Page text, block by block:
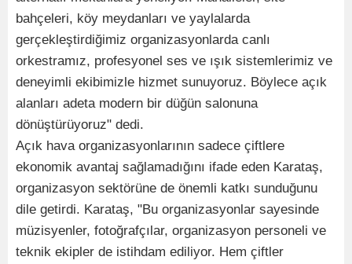
bahçeleri, köy meydanları ve yaylalarda
gerçekleştirdiğimiz organizasyonlarda canlı
orkestramız, profesyonel ses ve ışık sistemlerimiz ve
deneyimli ekibimizle hizmet sunuyoruz. Böylece açık
alanları adeta modern bir düğün salonuna
dönüştürüyoruz" dedi.
Açık hava organizasyonlarının sadece çiftlere
ekonomik avantaj sağlamadığını ifade eden Karataş,
organizasyon sektörüne de önemli katkı sunduğunu
dile getirdi. Karataş, "Bu organizasyonlar sayesinde
müzisyenler, fotoğrafçılar, organizasyon personeli ve
teknik ekipler de istihdam ediliyor. Hem çiftler